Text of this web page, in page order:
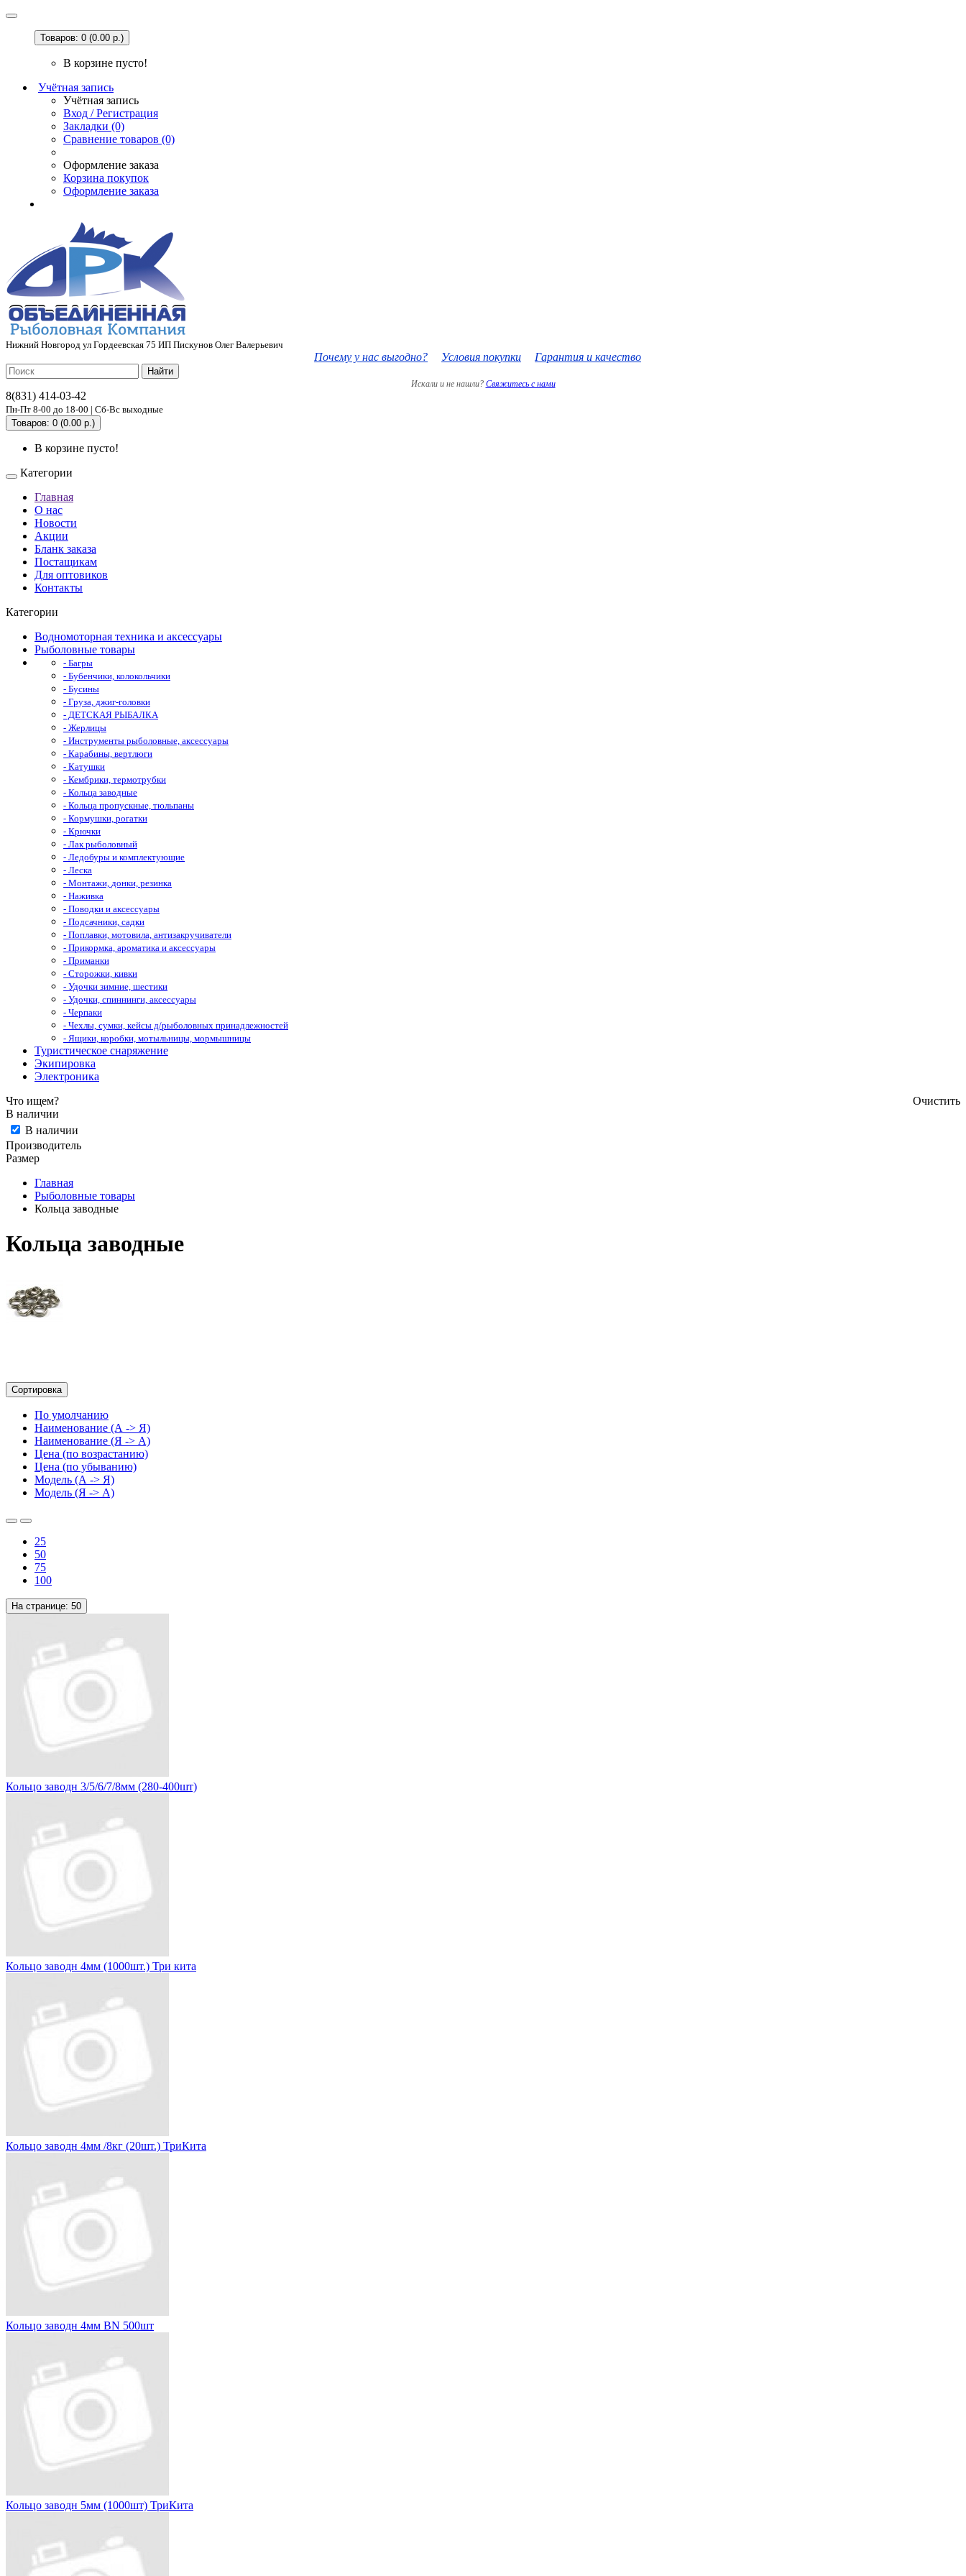
Товаров: 0 (0.00 р.)
В корзине пусто!
Учётная запись
Учётная запись
Вход / Регистрация
Закладки (0)
Сравнение товаров (0)
Оформление заказа
Корзина покупок
Оформление заказа
Нижний Новгород ул Гордеевская 75 ИП Пискунов Олег Валерьевич
Почему у нас выгодно? Условия покупки Гарантия и качество
Найти
Искали и не нашли? Свяжитесь с нами
8(831) 414-03-42
Пн-Пт 8-00 до 18-00 | Сб-Вс выходные
Товаров: 0 (0.00 р.)
В корзине пусто!
Категории
Главная
О нас
Новости
Акции
Бланк заказа
Постащикам
Для оптовиков
Контакты
Категории
Водномоторная техника и аксессуары
Рыболовные товары
- Багры
- Бубенчики, колокольчики
- Бусины
- Груза, джиг-головки
- ДЕТСКАЯ РЫБАЛКА
- Жерлицы
- Инструменты рыболовные, аксессуары
- Карабины, вертлюги
- Катушки
- Кембрики, термотрубки
- Кольца заводные
- Кольца пропускные, тюльпаны
- Кормушки, рогатки
- Крючки
- Лак рыболовный
- Ледобуры и комплектующие
- Леска
- Монтажи, донки, резинка
- Наживка
- Поводки и аксессуары
- Подсачники, садки
- Поплавки, мотовила, антизакручиватели
- Прикормка, ароматика и аксессуары
- Приманки
- Сторожки, кивки
- Удочки зимние, шестики
- Удочки, спиннинги, аксессуары
- Черпаки
- Чехлы, сумки, кейсы д/рыболовных принадлежностей
- Ящики, коробки, мотыльницы, мормышницы
Туристическое снаряжение
Экипировка
Электроника
Что ищем?
Очистить
В наличии
В наличии
Производитель
Размер
Главная
Рыболовные товары
Кольца заводные
Кольца заводные
Сортировка
По умолчанию
Наименование (А -> Я)
Наименование (Я -> А)
Цена (по возрастанию)
Цена (по убыванию)
Модель (А -> Я)
Модель (Я -> А)
25
50
75
100
На странице: 50
Кольцо заводн 3/5/6/7/8мм (280-400шт)
Кольцо заводн 4мм (1000шт.) Три кита
Кольцо заводн 4мм /8кг (20шт.) ТриКита
Кольцо заводн 4мм BN 500шт
Кольцо заводн 5мм (1000шт) ТриКита